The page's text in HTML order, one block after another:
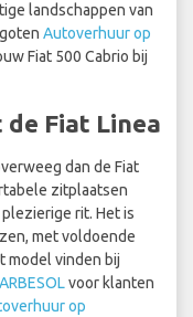
landschappen van
Autoverhuur op
Fiat 500 Cabrio bij
Fiat Linea
dan de Fiat
zitplaatsen
rit. Het is
met voldoende
model vinden bij
voor klanten
op